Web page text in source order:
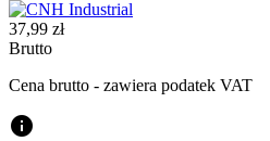
37,99 zł
Brutto
Cena brutto - zawiera podatek VAT
info